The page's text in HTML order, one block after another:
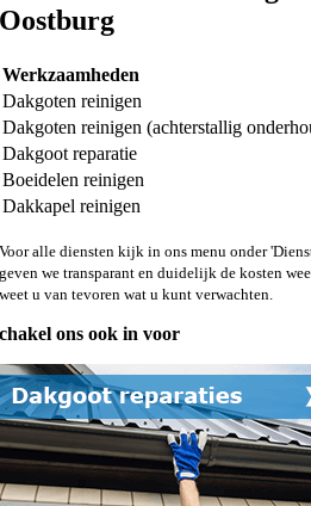
Oostburg
Werkzaamheden
Dakgoten reinigen
Dakgoten reinigen (achterstallig
Dakgoot reparatie
Boeidelen reinigen
Dakkapel reinigen
Voor alle diensten kijk in ons menu onder
geven we transparant en duidelijk de kosten
weet u van tevoren wat u kunt verwachten.
ons ook in voor